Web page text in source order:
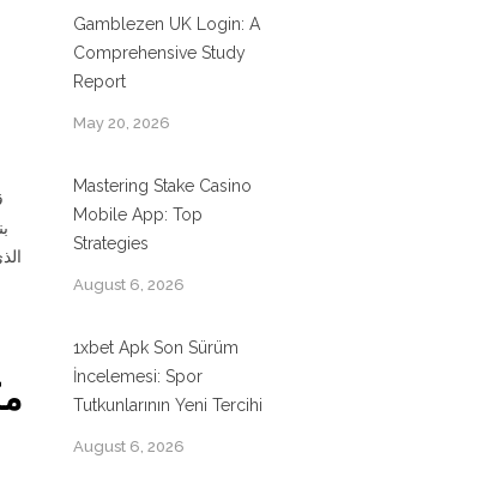
Gamblezen UK Login: A
Comprehensive Study
Report
May 20, 2026
Mastering Stake Casino
Mobile App: Top
Strategies
August 6, 2026
1xbet Apk Son Sürüm
İncelemesi: Spor
Tutkunlarının Yeni Tercihi
August 6, 2026